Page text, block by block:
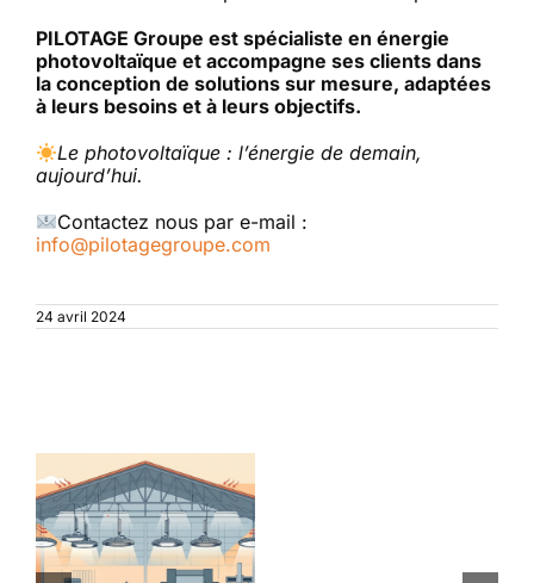
PILOTAGE Groupe est spécialiste en énergie
photovoltaïque et accompagne ses clients dans
la conception de solutions sur mesure, adaptées
à leurs besoins et à leurs objectifs.
Le photovoltaïque : l’énergie de demain,
aujourd’hui.
Contactez nous par e-mail :
info@pilotagegroupe.com
24 avril 2024